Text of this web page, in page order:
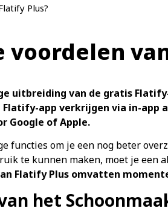
Plus?
voordelen
uitbreiding van de gratis
app verkrijgen via in-app
Google of Apple.
functies om je een nog beter
te kunnen maken, moet je een
Flatify Plus omvatten
het